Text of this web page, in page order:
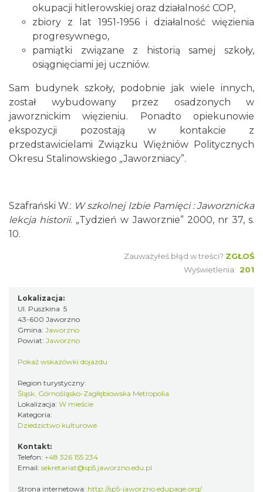
okupacji hitlerowskiej oraz działalność COP,
zbiory z lat 1951-1956 i działalność więzienia
progresywnego,
pamiątki związane z historią samej szkoły,
osiągnięciami jej uczniów.
Sam budynek szkoły, podobnie jak wiele innych,
został wybudowany przez osadzonych w
jaworznickim więzieniu. Ponadto opiekunowie
ekspozycji pozostają w kontakcie z
przedstawicielami Związku Więźniów Politycznych
Okresu Stalinowskiego „Jaworzniacy”.
Szafrański W.: W szkolnej Izbie Pamięci : Jaworznicka
lekcja historii. „Tydzień w Jaworznie” 2000, nr 37, s.
10.
Zauważyłeś błąd w treści? ZGŁOŚ
Wyświetlenia: 201
Lokalizacja:
Ul. Puszkina 5
43-600 Jaworzno
Gmina: Jaworzno
Powiat: Jaworzno
Pokaż wskazówki dojazdu
Region turystyczny:
Śląsk, Górnośląsko-Zagłębiowska Metropolia
Lokalizacja: W mieście
Kategoria:
Dziedzictwo kulturowe
Kontakt:
Telefon: +48 326 155 234
Email: sekretariat@sp5.jaworzno.edu.pl
Strona internetowa: http://sp5-jaworzno.edupage.org/